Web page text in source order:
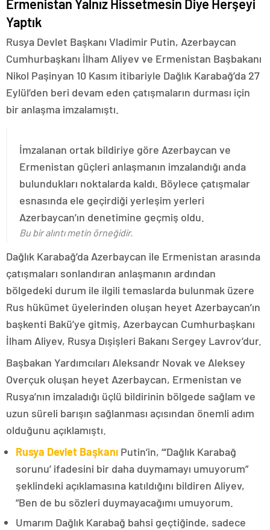
Ermenistan Yalnız Hissetmesin Diye Herşeyi
Yaptık
Rusya Devlet Başkanı Vladimir Putin, Azerbaycan
Cumhurbaşkanı İlham Aliyev ve Ermenistan Başbakanı
Nikol Paşinyan 10 Kasım itibariyle Dağlık Karabağ’da 27
Eylül’den beri devam eden çatışmaların durması için
bir anlaşma imzalamıştı.
İmzalanan ortak bildiriye göre Azerbaycan ve
Ermenistan güçleri anlaşmanın imzalandığı anda
bulundukları noktalarda kaldı. Böylece çatışmalar
esnasında ele geçirdiği yerleşim yerleri
Azerbaycan’ın denetimine geçmiş oldu.
Bu bir alıntı metin örneğidir.
Dağlık Karabağ’da Azerbaycan ile Ermenistan arasında
çatışmaları sonlandıran anlaşmanın ardından
bölgedeki durum ile ilgili temaslarda bulunmak üzere
Rus hükümet üyelerinden oluşan heyet Azerbaycan’ın
başkenti Bakü’ye gitmiş, Azerbaycan Cumhurbaşkanı
İlham Aliyev, Rusya Dışişleri Bakanı Sergey Lavrov’dur.
Başbakan Yardımcıları Aleksandr Novak ve Aleksey
Overçuk oluşan heyet Azerbaycan, Ermenistan ve
Rusya’nın imzaladığı üçlü bildirinin bölgede sağlam ve
uzun süreli barışın sağlanması açısından önemli adım
olduğunu açıklamıştı.
Rusya Devlet Başkanı Putin’in, “‘Dağlık Karabağ
sorunu’ ifadesini bir daha duymamayı umuyorum”
şeklindeki açıklamasına katıldığını bildiren Aliyev,
“Ben de bu sözleri duymayacağımı umuyorum.
Umarım Dağlık Karabağ bahsi geçtiğinde, sadece